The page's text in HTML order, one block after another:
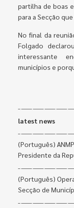
partilha de boas
para a Secção
No final da
Folgado
interessante
municípios e
latest news
(Português)
Presidente da
(Português)
Secção de